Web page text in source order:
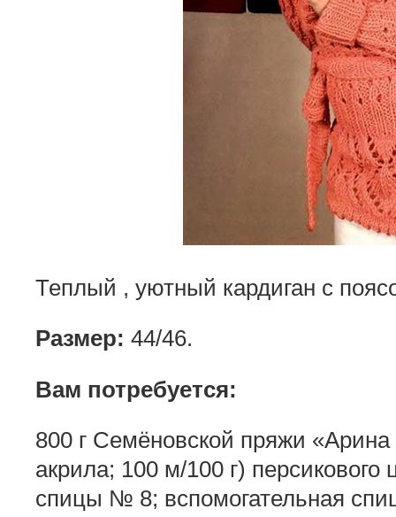
Теплый , уютный кардиган с
Размер: 44/46.
Вам потребуется:
800 г Семёновской пряжи
акрила; 100 м/100 г)
спицы № 8; вспомогательная